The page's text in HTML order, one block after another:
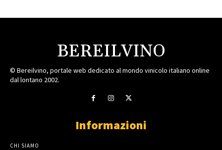
BEREILVINO
© Bereilvino, portale web dedicato al mondo vinicolo italiano online
dal lontano 2002.
Informazioni
CHI SIAMO